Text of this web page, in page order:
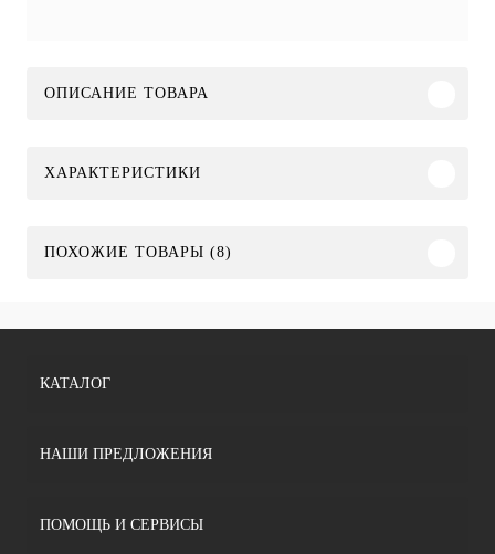
ОПИСАНИЕ ТОВАРА
ХАРАКТЕРИСТИКИ
ПОХОЖИЕ ТОВАРЫ (8)
КАТАЛОГ
НАШИ ПРЕДЛОЖЕНИЯ
ПОМОЩЬ И СЕРВИСЫ